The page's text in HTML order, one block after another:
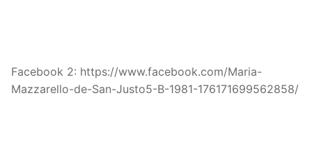
Facebook 2: https://www.facebook.com/Maria-
Mazzarello-de-San-Justo5-B-1981-176171699562858/